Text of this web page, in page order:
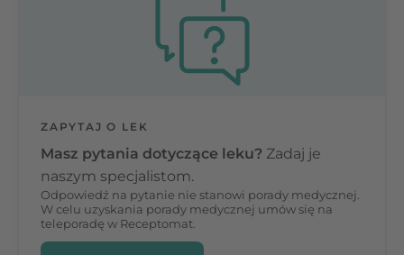
ZAPYTAJ O LEK
Masz pytania dotyczące leku? Zadaj je
naszym specjalistom.
Odpowiedź na pytanie nie stanowi porady medycznej.
W celu uzyskania porady medycznej umów się na
teleporadę w Receptomat.